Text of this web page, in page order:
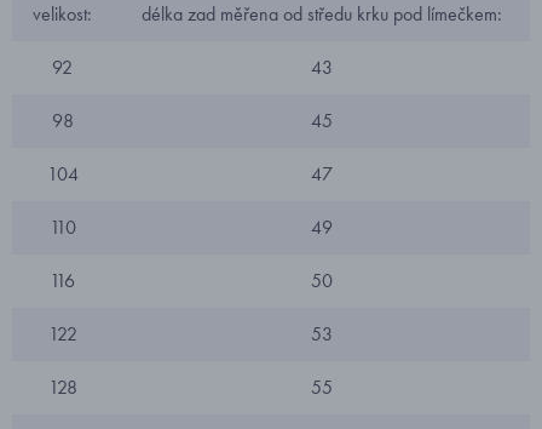
velikost: délka zad měřena od středu krku pod límečkem:
92 43
98 45
104 47
110 49
116 50
122 53
128 55